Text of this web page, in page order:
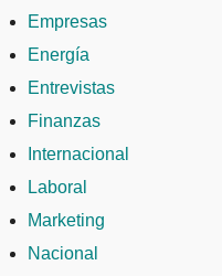
Empresas
Energía
Entrevistas
Finanzas
Internacional
Laboral
Marketing
Nacional